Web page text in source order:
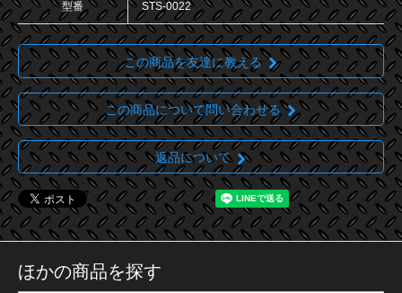
型番 STS-0022
この商品を友達に教える
この商品について問い合わせる
返品について
ほかの商品を探す